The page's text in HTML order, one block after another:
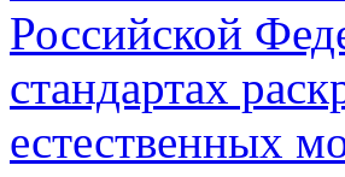
Российской
стандартах
естественных